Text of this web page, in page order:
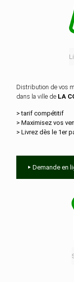
Distribution de vos
dans la ville de LA
> tarif compétitif
> Maximisez vos
> Livrez dès le 1er
Demande en